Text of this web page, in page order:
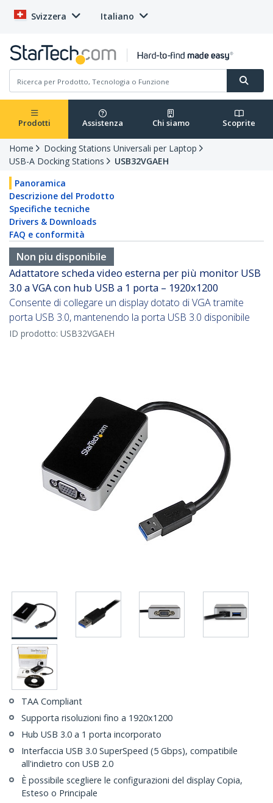
Svizzera Italiano
Prodotti Assistenza Chi siamo Scoprite
Home
Docking Stations Universali per Laptop
USB-A Docking Stations
USB32VGAEH
Panoramica
Descrizione del Prodotto
Specifiche tecniche
Drivers & Downloads
FAQ e conformità
Non piu disponibile
Adattatore scheda video esterna per più monitor USB
3.0 a VGA con hub USB a 1 porta – 1920x1200
Consente di collegare un display dotato di VGA tramite
porta USB 3.0, mantenendo la porta USB 3.0 disponibile
ID prodotto: USB32VGAEH
TAA Compliant
Supporta risoluzioni fino a 1920x1200
Hub USB 3.0 a 1 porta incorporato
Interfaccia USB 3.0 SuperSpeed (5 Gbps), compatibile
all'indietro con USB 2.0
È possibile scegliere le configurazioni del display Copia,
Esteso o Principale